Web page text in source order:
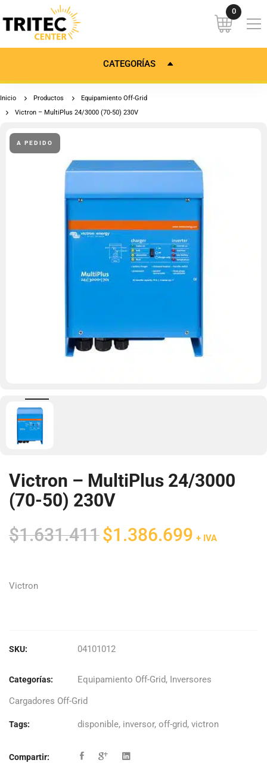
CATEGORÍAS
Inicio Productos
Equipamiento Off-Grid
Victron – MultiPlus 24/3000 (70-50) 230V
A PEDIDO
Victron – MultiPlus 24/3000
(70-50) 230V
$1.631.411 El
precio
$1.386.699 + IVA
Victron
SKU: 04101012
Categorías: Equipamiento Off-Grid, Inversores
Cargadores Off-Grid
Tags: disponible, inversor, off-grid, victron
Compartir: